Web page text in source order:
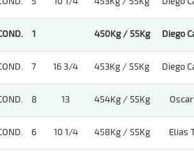
1 450Kg / 55Kg Diego
7 16 3/4 453Kg / 55Kg Diego
8 13 454Kg / 55Kg
6 10 1/4 458Kg / 55Kg Elias